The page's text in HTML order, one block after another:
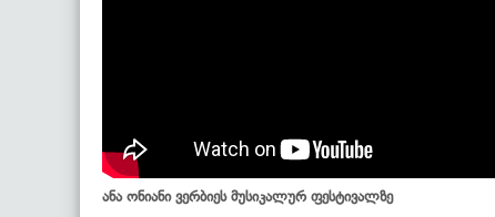
ანა ონიანი ვერბიეს მუსიკალურ ფესტივალზე